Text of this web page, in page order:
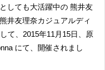
しても大活躍中の 熊井友
井友理奈カジュアルディ
て、2015年11月15日、原
にて、開催されまし